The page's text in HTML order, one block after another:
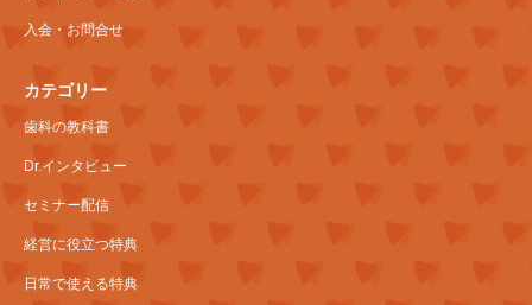
入会・お問合せ
カテゴリー
歯科の教科書
Dr.インタビュー
セミナー配信
経営に役立つ特典
日常で使える特典